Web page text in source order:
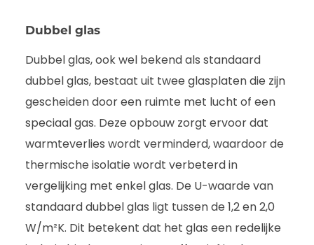
Dubbel glas
Dubbel glas, ook wel bekend als standaard
dubbel glas, bestaat uit twee glasplaten die zijn
gescheiden door een ruimte met lucht of een
speciaal gas. Deze opbouw zorgt ervoor dat
warmteverlies wordt verminderd, waardoor de
thermische isolatie wordt verbeterd in
vergelijking met enkel glas. De U-waarde van
standaard dubbel glas ligt tussen de 1,2 en 2,0
W/m²K. Dit betekent dat het glas een redelijke